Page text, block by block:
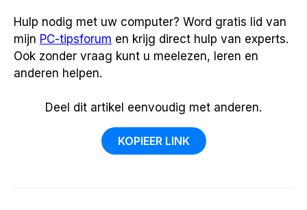
Hulp nodig met uw computer? Word gratis lid van
mijn PC-tipsforum en krijg direct hulp van experts.
Ook zonder vraag kunt u meelezen, leren en
anderen helpen.
Deel dit artikel eenvoudig met anderen.
KOPIEER LINK